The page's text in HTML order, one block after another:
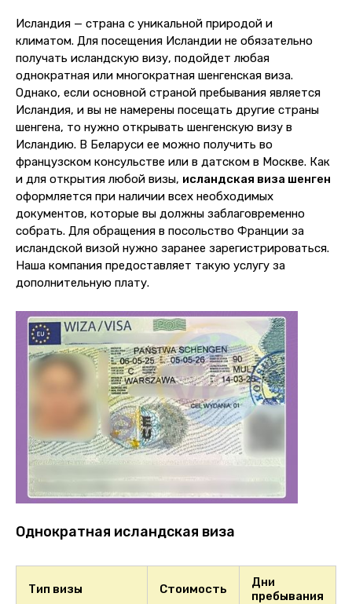
Исландия — страна с уникальной природой и
климатом. Для посещения Исландии не обязательно
получать исландскую визу, подойдет любая
однократная или многократная шенгенская виза.
Однако, если основной страной пребывания является
Исландия, и вы не намерены посещать другие страны
шенгена, то нужно открывать шенгенскую визу в
Исландию. В Беларуси ее можно получить во
французском консульстве или в датском в Москве. Как
и для открытия любой визы, исландская виза шенген
оформляется при наличии всех необходимых
документов, которые вы должны заблаговременно
собрать. Для обращения в посольство Франции за
исландской визой нужно заранее зарегистрироваться.
Наша компания предоставляет такую услугу за
дополнительную плату.
Однократная исландская виза
Тип визы Стоимость
Дни
пребывания